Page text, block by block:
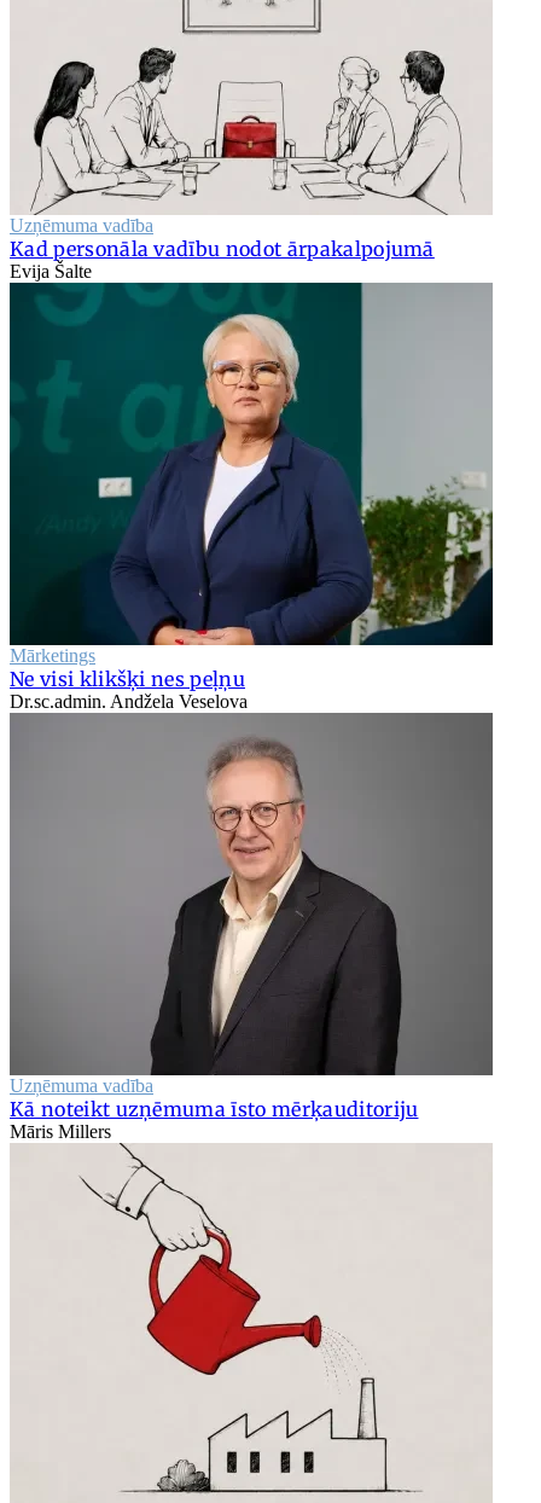
Uzņēmuma vadība
Kad personāla vadību nodot ārpakalpojumā
Evija Šalte
Mārketings
Ne visi klikšķi nes peļņu
Dr.sc.admin. Andžela Veselova
Uzņēmuma vadība
Kā noteikt uzņēmuma īsto mērķauditoriju
Māris Millers